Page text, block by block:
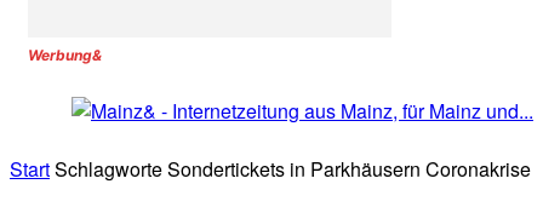
Werbung&
StartSchlagworteSondertickets in Parkhäusern Coronakrise